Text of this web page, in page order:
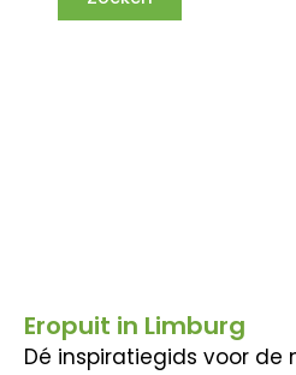
Eropuit in Limburg
Dé inspiratiegids voor de